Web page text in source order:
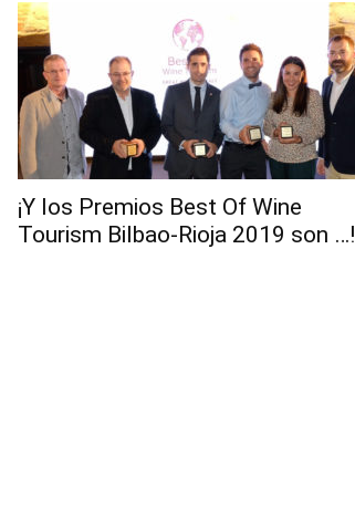
¡Y los Premios Best Of Wine
Tourism Bilbao-Rioja 2019 son …!